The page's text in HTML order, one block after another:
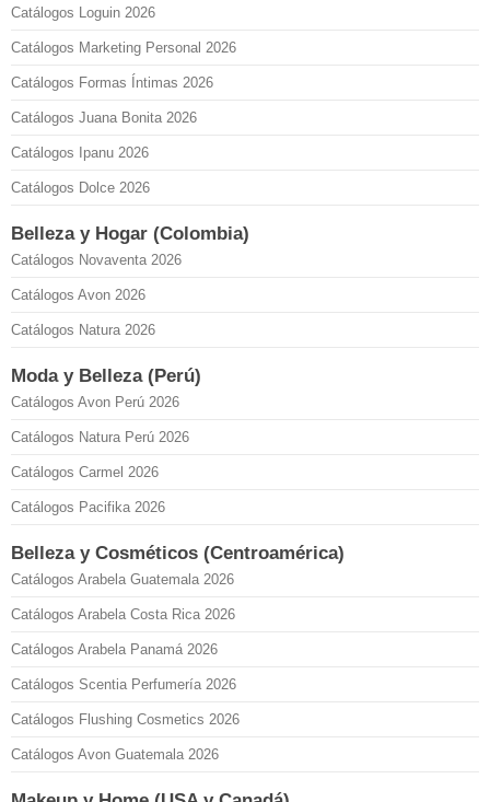
Catálogos Loguin 2026
Catálogos Marketing Personal 2026
Catálogos Formas Íntimas 2026
Catálogos Juana Bonita 2026
Catálogos Ipanu 2026
Catálogos Dolce 2026
Belleza y Hogar (Colombia)
Catálogos Novaventa 2026
Catálogos Avon 2026
Catálogos Natura 2026
Moda y Belleza (Perú)
Catálogos Avon Perú 2026
Catálogos Natura Perú 2026
Catálogos Carmel 2026
Catálogos Pacifika 2026
Belleza y Cosméticos (Centroamérica)
Catálogos Arabela Guatemala 2026
Catálogos Arabela Costa Rica 2026
Catálogos Arabela Panamá 2026
Catálogos Scentia Perfumería 2026
Catálogos Flushing Cosmetics 2026
Catálogos Avon Guatemala 2026